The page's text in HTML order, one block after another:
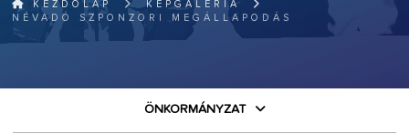
KEZDŐLAP
KÉPGALÉRIA
NÉVADÓ SZPONZORI MEGÁLLAPODÁS
ÖNKORMÁNYZAT